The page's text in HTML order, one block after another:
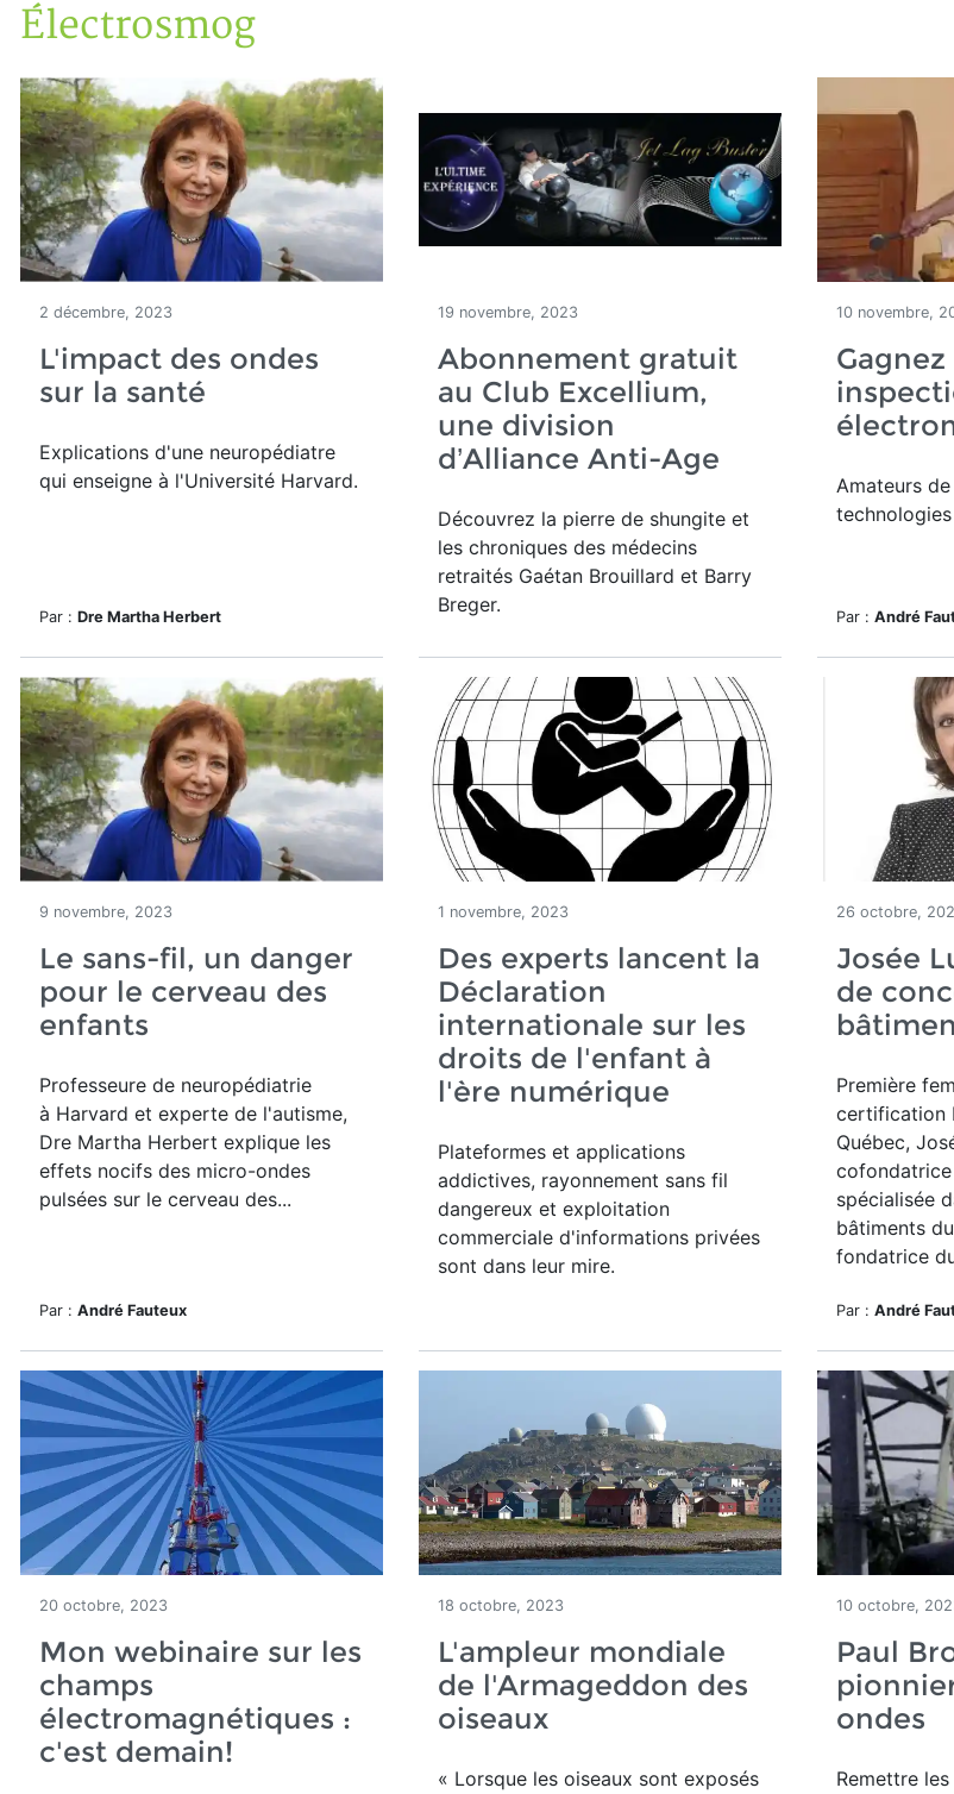
Accueil
Articles
Maisons saines
Électrosmog
Électrosmog
2 décembre, 2023
L'impact des ondes
sur la santé
Explications d'une neuropédiatre
qui enseigne à l'Université Harvard.
Par : Dre Martha Herbert
19 novembre, 2023
Abonnement gratuit
au Club Excellium,
une division
d’Alliance Anti-Age
Découvrez la pierre de shungite et
les chroniques des médecins
retraités Gaétan Brouillard et Barry
Breger.
10 novembre,
Amateurs
Par : André
9 novembre, 2023
Le sans-fil, un danger
pour le cerveau des
enfants
Professeure de neuropédiatrie
à Harvard et experte de l'autisme,
Dre Martha Herbert explique les
effets nocifs des micro-ondes
pulsées sur le cerveau des...
Par : André Fauteux
1 novembre, 2023
Des experts lancent la
Déclaration
internationale sur les
droits de l'enfant à
l'ère numérique
Plateformes et applications
addictives, rayonnement sans fil
dangereux et exploitation
commerciale d'informations privées
sont dans leur mire.
26 octobre,
Josée
de
Première
certification
Québec,
spécialisée
bâtiments
fondatrice
Par : André
20 octobre, 2023
Mon webinaire sur les
champs
électromagnétiques :
c'est demain!
18 octobre, 2023
L'ampleur mondiale
de l'Armageddon des
oiseaux
« Lorsque les oiseaux sont exposés
10 octobre,
Paul
ondes
Remettre